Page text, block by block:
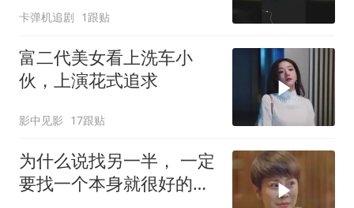
卡弹机追剧 1跟贴
富二代美女看上洗车小
伙，上演花式追求
影中见影 17跟贴
为什么说找另一半， 一定
要找一个本身就很好的